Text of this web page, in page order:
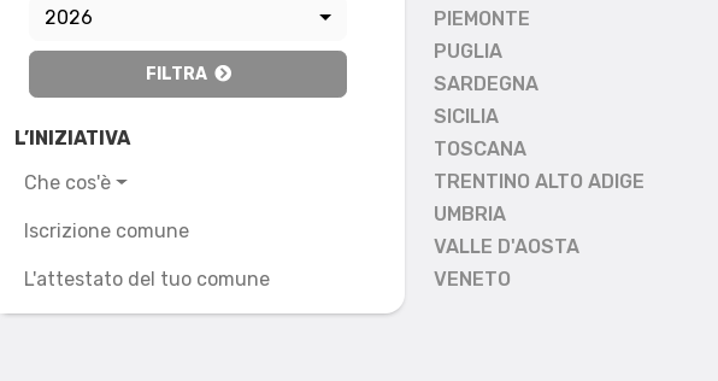
2026
FILTRA
L’INIZIATIVA
Che cos'è
Iscrizione comune
L'attestato del tuo comune
PIEMONTE
PUGLIA
SARDEGNA
SICILIA
TOSCANA
TRENTINO ALTO ADIGE
UMBRIA
VALLE D'AOSTA
VENETO